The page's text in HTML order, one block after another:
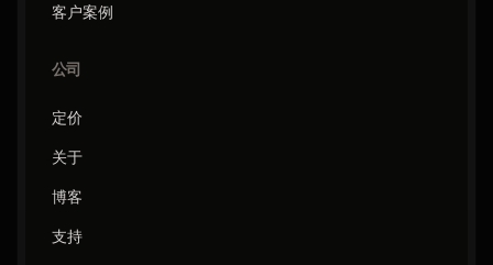
客户案例
公司
定价
关于
博客
支持